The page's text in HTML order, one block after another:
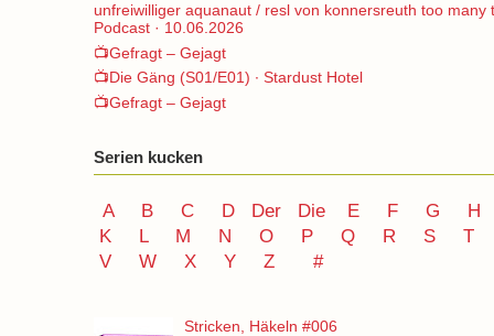
unfreiwilliger aquanaut / resl von konnersreuth too many
Podcast · 10.06.2026
📺Gefragt – Gejagt
📺Die Gäng (S01/E01) ∙ Stardust Hotel
📺Gefragt – Gejagt
Serien kucken
A B C D Der Die E F G
H
K
L M N O P Q R S
T
V
W X Y Z #
Stricken, Häkeln #006